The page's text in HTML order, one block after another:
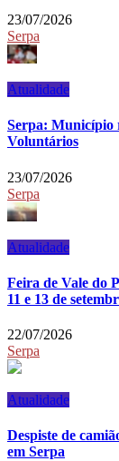
23/07/2026
Serpa
Atualidade
Serpa: Município
Voluntários
23/07/2026
Serpa
Atualidade
Feira de Vale do
11 e 13 de
22/07/2026
Serpa
Atualidade
Despiste de
em Serpa